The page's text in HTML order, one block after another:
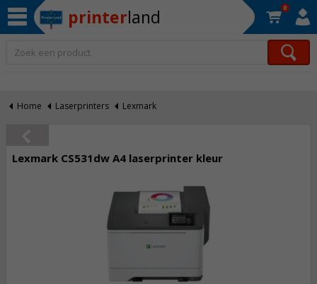
printerland 0
Home Laserprinters Lexmark
Lexmark CS531dw A4 laserprinter kleur